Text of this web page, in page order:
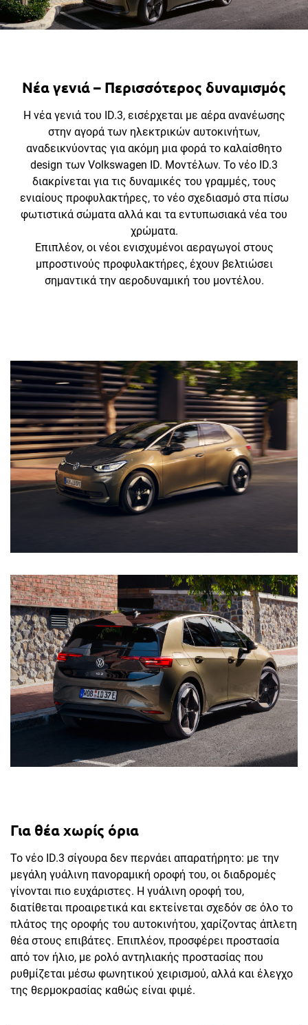
Νέα γενιά – Περισσότερος δυναμισμός
Η νέα γενιά του ID.3, εισέρχεται με αέρα ανανέωσης
στην αγορά των ηλεκτρικών αυτοκινήτων,
αναδεικνύοντας για ακόμη μια φορά το καλαίσθητο
design των Volkswagen ID. Μοντέλων. Το νέο ID.3
διακρίνεται για τις δυναμικές του γραμμές, τους
ενιαίους προφυλακτήρες, το νέο σχεδιασμό στα πίσω
φωτιστικά σώματα αλλά και τα εντυπωσιακά νέα του
χρώματα.
Επιπλέον, οι νέοι ενισχυμένοι αεραγωγοί στους
μπροστινούς προφυλακτήρες, έχουν βελτιώσει
σημαντικά την αεροδυναμική του μοντέλου.
Για θέα χωρίς όρια
Το νέο ID.3 σίγουρα δεν περνάει απαρατήρητο: με την
μεγάλη γυάλινη πανοραμική οροφή του, οι διαδρομές
γίνονται πιο ευχάριστες. Η γυάλινη οροφή του,
διατίθεται προαιρετικά και εκτείνεται σχεδόν σε όλο το
πλάτος της οροφής του αυτοκινήτου, χαρίζοντας άπλετη
θέα στους επιβάτες. Επιπλέον, προσφέρει προστασία
από τον ήλιο, με ρολό αντηλιακής προστασίας που
ρυθμίζεται μέσω φωνητικού χειρισμού, αλλά και έλεγχο
της θερμοκρασίας καθώς είναι φιμέ.